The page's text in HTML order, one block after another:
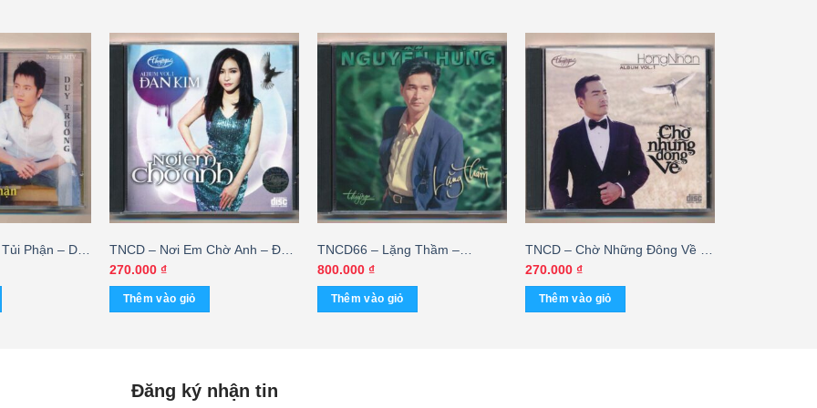
Phận – Duy
TNCD – Nơi Em Chờ Anh – Đan
Kim
270.000 ₫
Thêm vào giỏ
TNCD66 – Lặng Thầm –
Nguyễn Hưng (3 Góc)
800.000 ₫
Thêm vào giỏ
TNCD – Chờ Những Đông Về –
Hồng Nhân
270.000 ₫
Thêm vào giỏ
Đăng ký nhận tin